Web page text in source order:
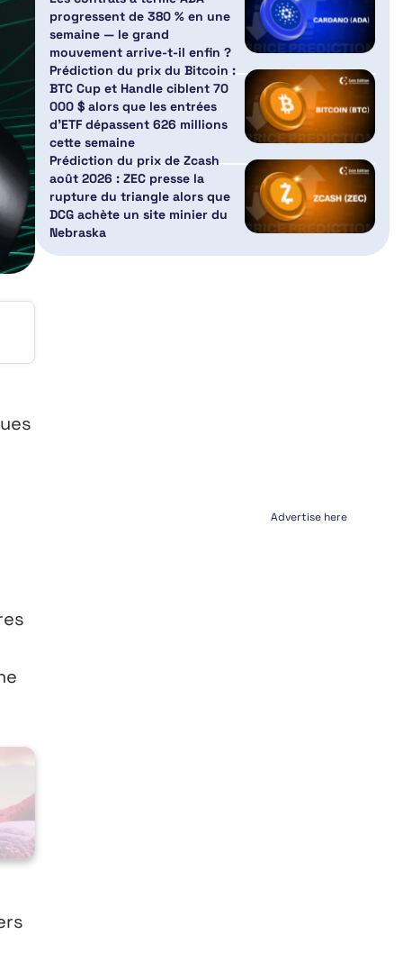
progressent de 380 % en une
semaine — le grand
mouvement arrive-t-il enfin ?
Prédiction du prix du Bitcoin :
BTC Cup et Handle ciblent 70
000 $ alors que les entrées
d’ETF dépassent 626 millions
cette semaine
Prédiction du prix de Zcash
août 2026 : ZEC presse la
rupture du triangle alors que
DCG achète un site minier du
Nebraska
Advertise here